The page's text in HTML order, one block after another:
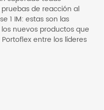
de reacción al
1 IM: estas son las
nuevos productos que
entre los líderes